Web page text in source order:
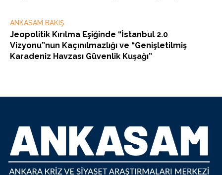
ANKASAM BAKIŞ
Jeopolitik Kırılma Eşiğinde “İstanbul 2.0
Vizyonu”nun Kaçınılmazlığı ve “Genişletilmiş
Karadeniz Havzası Güvenlik Kuşağı”